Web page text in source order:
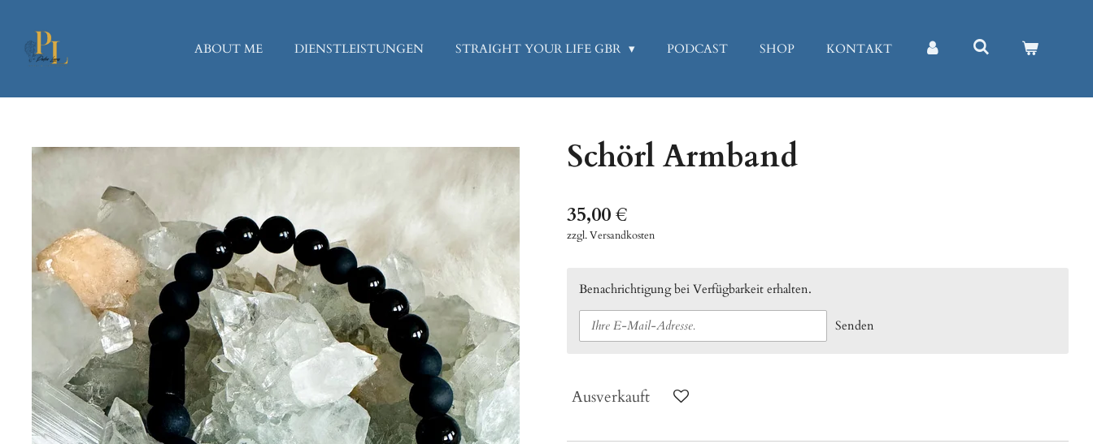
Hauptinhalt
springen
ABOUT ME DIENSTLEISTUNGEN STRAIGHT YOUR LIFE GBR PODCAST SHOP KONTAKT
Schörl Armband
35,00 €
zzgl. Versandkosten
Benachrichtigung bei Verfügbarkeit erhalten.
Senden
Ausverkauft